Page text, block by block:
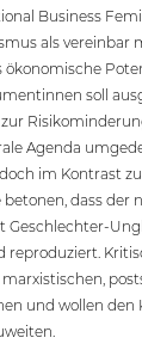
Business
als vereinbar
ökonomische
soll
Agenda
im Kontrast
dass der
Geschlechter-
und wollen den